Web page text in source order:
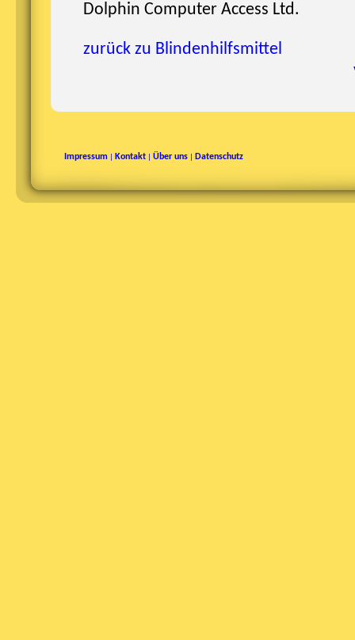
Dolphin Computer Access Ltd.
zurück zu Blindenhilfsmittel
Impressum Kontakt Über uns Datenschutz